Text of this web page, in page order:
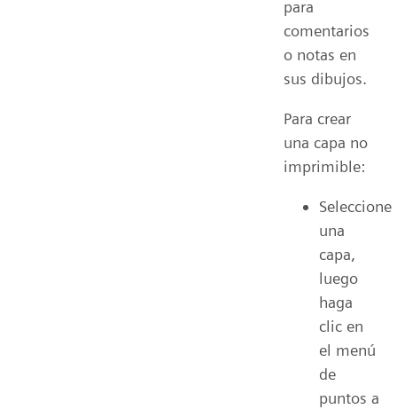
para
comentarios
o notas en
sus dibujos.
Para crear
una capa no
imprimible:
Seleccione
una
capa,
luego
haga
clic en
el menú
de
puntos a